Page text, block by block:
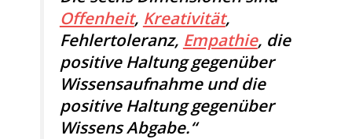
Offenheit, Kreativität,
Fehlertoleranz, Empathie, die
positive Haltung gegenüber
Wissensaufnahme und die
positive Haltung gegenüber
Wissens Abgabe.“